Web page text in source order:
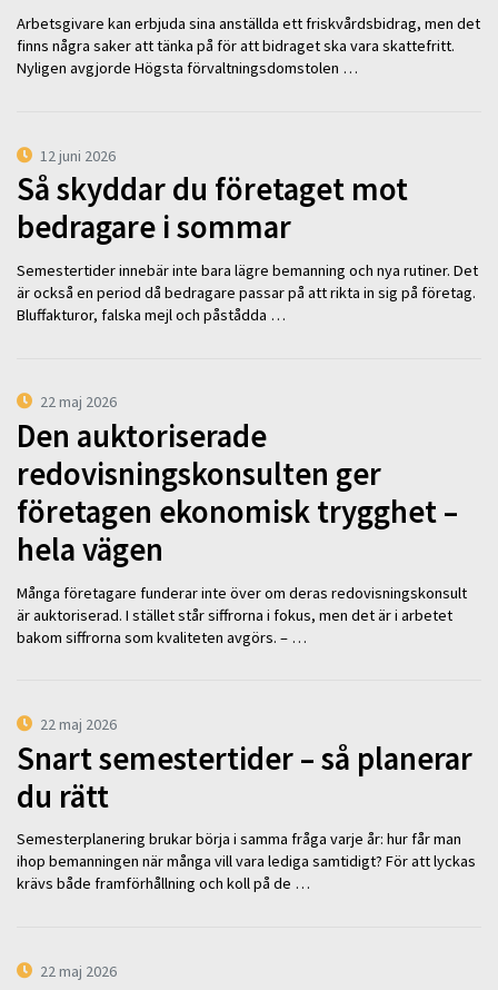
Arbetsgivare kan erbjuda sina anställda ett friskvårdsbidrag, men det
finns några saker att tänka på för att bidraget ska vara skattefritt.
Nyligen avgjorde Högsta förvaltningsdomstolen …
12 juni 2026
Så skyddar du företaget mot
bedragare i sommar
Semestertider innebär inte bara lägre bemanning och nya rutiner. Det
är också en period då bedragare passar på att rikta in sig på företag.
Bluffakturor, falska mejl och påstådda …
22 maj 2026
Den auktoriserade
redovisningskonsulten ger
företagen ekonomisk trygghet –
hela vägen
Många företagare funderar inte över om deras redovisningskonsult
är auktoriserad. I stället står siffrorna i fokus, men det är i arbetet
bakom siffrorna som kvaliteten avgörs. – …
22 maj 2026
Snart semestertider – så planerar
du rätt
Semesterplanering brukar börja i samma fråga varje år: hur får man
ihop bemanningen när många vill vara lediga samtidigt? För att lyckas
krävs både framförhållning och koll på de …
22 maj 2026